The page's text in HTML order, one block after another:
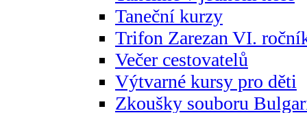
Taneční kurzy
Trifon Zarezan VI.
Večer cestovatelů
Výtvarné kursy pro děti
Zkoušky souboru